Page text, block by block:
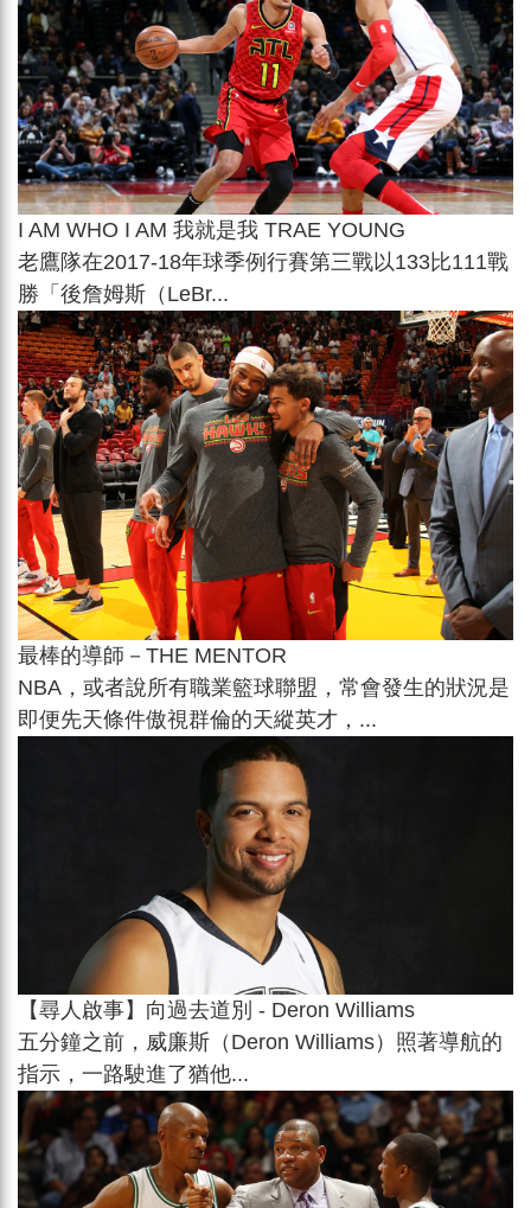
I AM WHO I AM 我就是我 TRAE YOUNG
老鷹隊在2017-18年球季例行賽第三戰以133比111戰
勝「後詹姆斯（LeBr...
最棒的導師－THE MENTOR
NBA，或者說所有職業籃球聯盟，常會發生的狀況是
即便先天條件傲視群倫的天縱英才，...
【尋人啟事】向過去道別 - Deron Williams
五分鐘之前，威廉斯（Deron Williams）照著導航的
指示，一路駛進了猶他...